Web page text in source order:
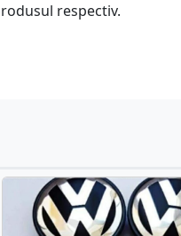
respectiv.